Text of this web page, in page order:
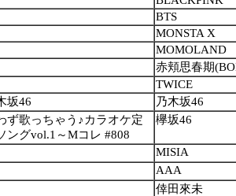
BTS
MONSTA X
MOMOLAND
赤頬思春期
TWICE
坂46
乃木坂46
ず歌っちゃう♪カラオケ定
ングvol.1～Mコレ #808
欅坂46
MISIA
AAA
倖田來未